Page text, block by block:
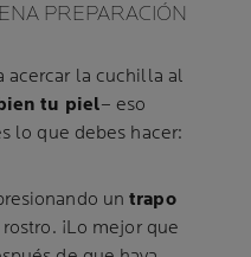
PREPARACIÓN
acercar la cuchilla al
tu piel– eso
lo que debes hacer:
untrapo
¡Lo mejor que